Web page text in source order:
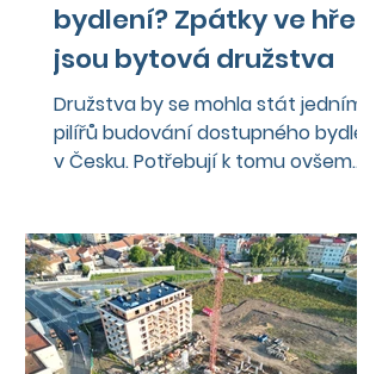
bydlení? Zpátky ve hře
jsou bytová družstva
Družstva by se mohla stát jedním z
pilířů budování dostupného bydlení
v Česku. Potřebují k tomu ovšem